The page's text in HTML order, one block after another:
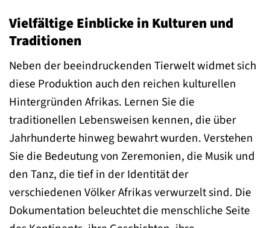
Vielfältige Einblicke in Kulturen und
Traditionen
Neben der beeindruckenden Tierwelt widmet sich
diese Produktion auch den reichen kulturellen
Hintergründen Afrikas. Lernen Sie die
traditionellen Lebensweisen kennen, die über
Jahrhunderte hinweg bewahrt wurden. Verstehen
Sie die Bedeutung von Zeremonien, die Musik und
den Tanz, die tief in der Identität der
verschiedenen Völker Afrikas verwurzelt sind. Die
Dokumentation beleuchtet die menschliche Seite